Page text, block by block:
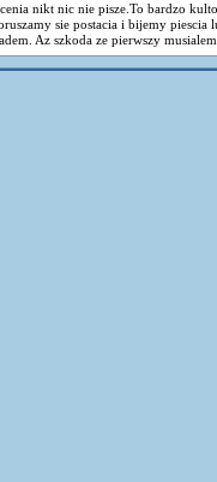
nikt nic nie pisze.To bardzo
sie postacia i bijemy
Az szkoda ze pierwszy